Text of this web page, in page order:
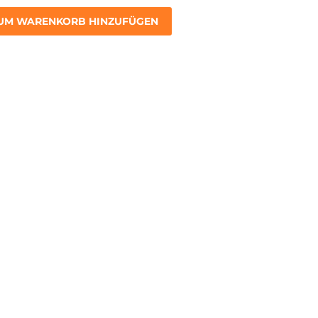
WARENKORB HINZUFÜGEN